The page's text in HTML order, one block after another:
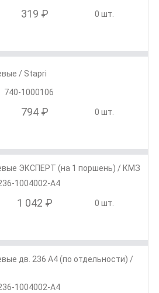
319 ₽ 0 шт.
/ Stapri
740-1000106
794 ₽ 0 шт.
ЭКСПЕРТ (на 1 поршень) / КМЗ
1004002-А4
1 042 ₽ 0 шт.
дв. 236 А4 (по отдельности) /
1004002-А4